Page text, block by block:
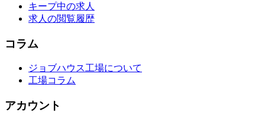
キープ中の求人
求人の閲覧履歴
コラム
ジョブハウス工場について
工場コラム
アカウント